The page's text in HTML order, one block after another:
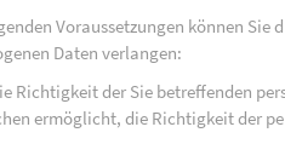
Voraussetzungen können
Daten verlangen:
Richtigkeit der Sie betreffenden
ermöglicht, die Richtigkeit der